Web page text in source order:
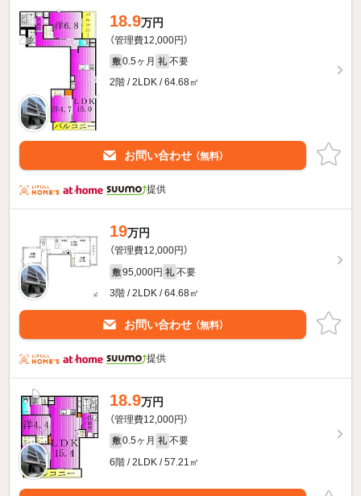
18.9万円
（管理費12,000円）
敷 0.5ヶ月 礼 不要
2階 / 2LDK / 64.68㎡
お問い合わせ （無料）
提供
19万円
（管理費12,000円）
敷 95,000円 礼 不要
3階 / 2LDK / 64.68㎡
お問い合わせ （無料）
提供
18.9万円
（管理費12,000円）
敷 0.5ヶ月 礼 不要
6階 / 2LDK / 57.21㎡